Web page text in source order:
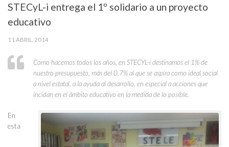
STECyL-i entrega el 1º solidario a un proyecto
educativo
11 ABRIL, 2014
Como hacemos todos los años, en STECYL-i destinamos el 1% de
nuestro presupuesto, más del 0,7% al que se aspira como ideal social
a nivel estatal, a la ayuda al desarrollo, en especial a acciones que
incidan en el ámbito educativo en la medida de lo posible.
En
esta